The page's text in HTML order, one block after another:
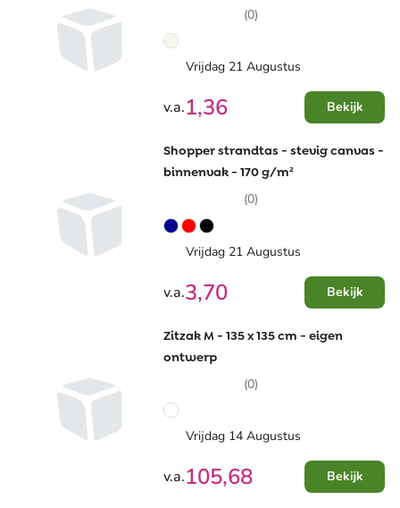
individuele doos
(0)
Vrijdag 21 Augustus
v.a.1,36 Bekijk
Shopper strandtas - stevig canvas -
binnenvak - 170 g/m²
(0)
Vrijdag 21 Augustus
v.a.3,70 Bekijk
Zitzak M - 135 x 135 cm - eigen
ontwerp
(0)
Vrijdag 14 Augustus
v.a.105,68 Bekijk